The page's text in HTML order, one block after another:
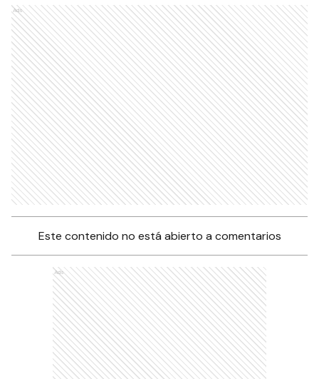
Ads
Este contenido no está abierto a comentarios
Ads